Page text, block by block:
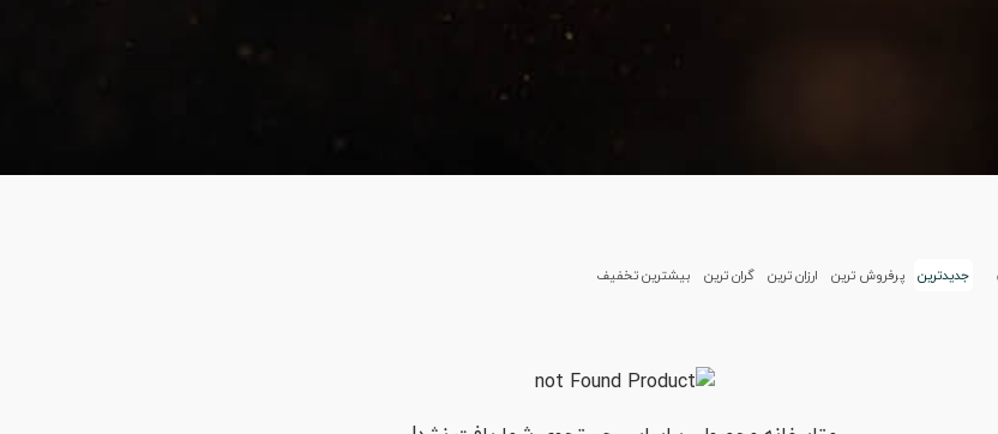
جدیدترین پرفروش ترین ارزان ترین گران ترین بیشترین تخفیف